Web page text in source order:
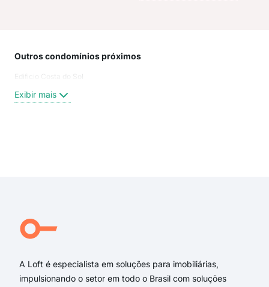
Outros condomínios próximos
Edificio Costa do Sol
Exibir mais
A Loft é especialista em soluções para imobiliárias,
impulsionando o setor em todo o Brasil com soluções